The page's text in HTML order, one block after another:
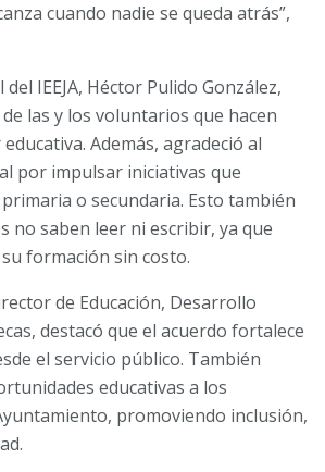
cuando nadie se queda atrás”,
IEEJA, Héctor Pulido González,
las y los voluntarios que hacen
Además, agradeció al
por impulsar iniciativas que
o secundaria. Esto también
no saben leer ni escribir, ya que
formación sin costo.
de Educación, Desarrollo
destacó que el acuerdo fortalece
el servicio público. También
educativas a los
promoviendo inclusión,